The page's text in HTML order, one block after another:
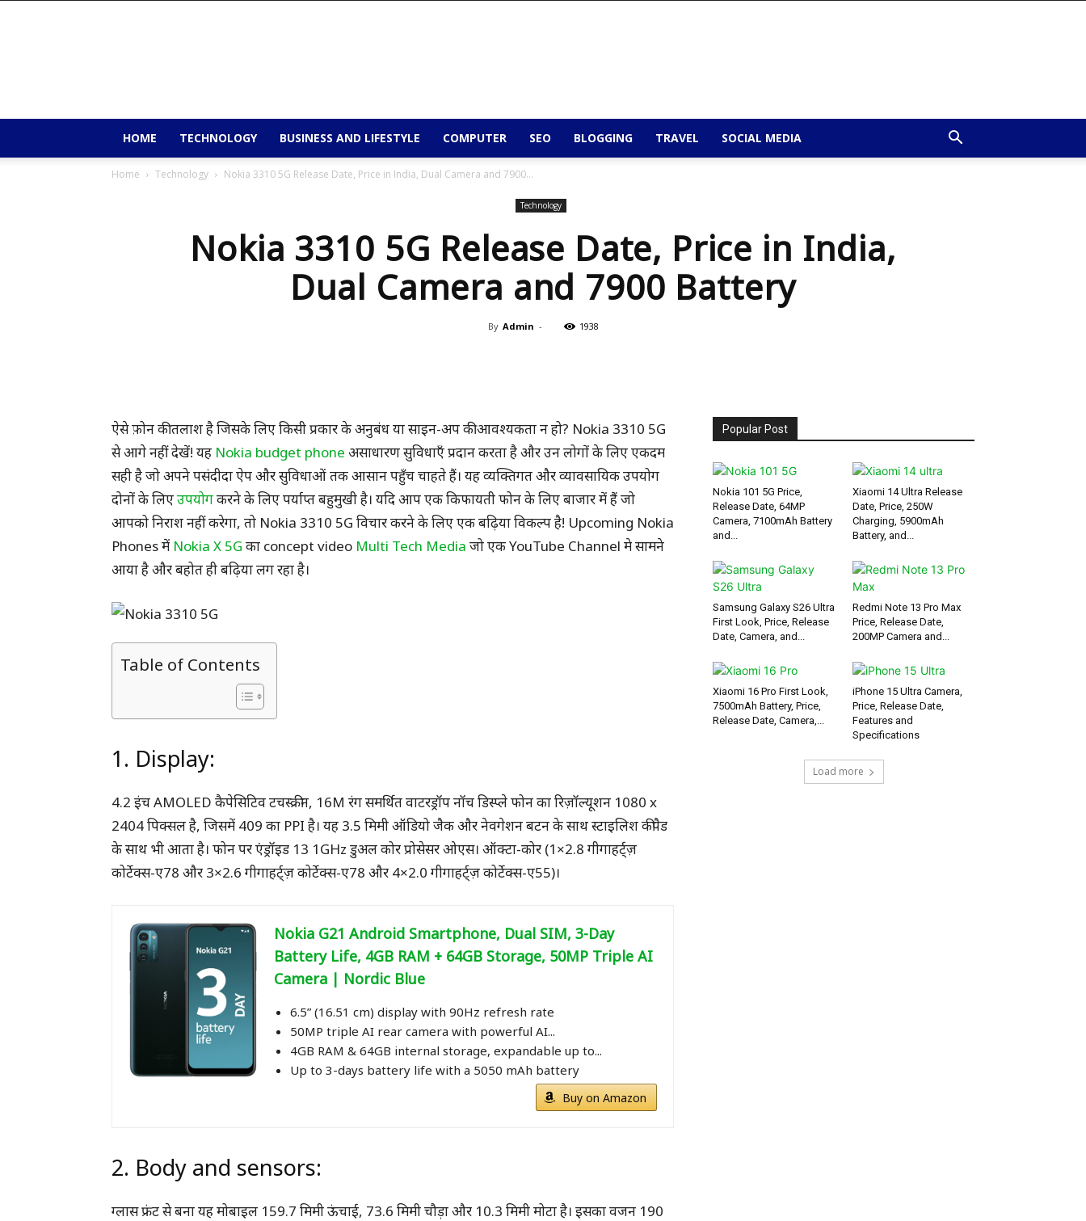
HOME TECHNOLOGY BUSINESS AND LIFESTYLE COMPUTER SEO BLOGGING TRAVEL SOCIAL MEDIA
Home Technology Nokia 3310 5G Release Date, Price in India, Dual Camera and 7900...
Technology
Nokia 3310 5G Release Date, Price in India,
Dual Camera and 7900 Battery
By Admin - 1938
ऐसे फ़ोन की तलाश है जिसके लिए किसी प्रकार के अनुबंध या साइन-अप की आवश्यकता न हो? Nokia 3310 5G
से आगे नहीं देखें! यह Nokia budget phone असाधारण सुविधाएँ प्रदान करता है और उन लोगों के लिए एकदम
सही है जो अपने पसंदीदा ऐप और सुविधाओं तक आसान पहुँच चाहते हैं। यह व्यक्तिगत और व्यावसायिक उपयोग
दोनों के लिएउपयोगकरने के लिए पर्याप्त बहुमुखी है। यदि आप एक किफायती फोन के लिए बाजार में हैं जो
आपको निराश नहीं करेगा, तो Nokia 3310 5G विचार करने के लिए एक बढ़िया विकल्प है! Upcoming Nokia
Phones में Nokia X 5G का concept video Multi Tech Media जो एक YouTube Channel मे सामने
आया है और बहोत ही बढ़िया लग रहा है।
Table of Contents
1. Display:
4.2 इंच AMOLED कैपेसिटिव टचस्क्रीन, 16M रंग समर्थित वाटरड्रॉप नॉच डिस्प्ले फोन का रिज़ॉल्यूशन 1080 x
2404 पिक्सल है, जिसमें 409 का PPI है। यह 3.5 मिमी ऑडियो जैक और नेवगेशन बटन के साथ स्टाइलिश कीपैड
के साथ भी आता है। फोन पर एंड्रॉइड 13 1GHz डुअल कोर प्रोसेसर ओएस। ऑक्टा-कोर (1×2.8 गीगाहर्ट्ज़
कोर्टेक्स-ए78 और 3×2.6 गीगाहर्ट्ज़ कोर्टेक्स-ए78 और 4×2.0 गीगाहर्ट्ज़ कोर्टेक्स-ए55)।
Nokia G21 Android Smartphone, Dual SIM, 3-Day
Battery Life, 4GB RAM + 64GB Storage, 50MP Triple AI
Camera | Nordic Blue
6.5” (16.51 cm) display with 90Hz refresh rate
50MP triple AI rear camera with powerful AI...
4GB RAM & 64GB internal storage, expandable up to...
Up to 3-days battery life with a 5050 mAh battery
Buy on Amazon
2. Body and sensors:
ग्लास फ्रंट से बना यह मोबाइल 159.7 मिमी ऊंचाई, 73.6 मिमी चौड़ा और 10.3 मिमी मोटा है। इसका वजन 190
Popular Post
Nokia 101 5G Price,
Release Date, 64MP
Camera, 7100mAh Battery
and...
Xiaomi 14 Ultra Release
Date, Price, 250W
Charging, 5900mAh
Battery, and...
Samsung Galaxy S26 Ultra
First Look, Price, Release
Date, Camera, and...
Redmi Note 13 Pro Max
Price, Release Date,
200MP Camera and...
Xiaomi 16 Pro First Look,
7500mAh Battery, Price,
Release Date, Camera,...
iPhone 15 Ultra Camera,
Price, Release Date,
Features and
Specifications
Load more